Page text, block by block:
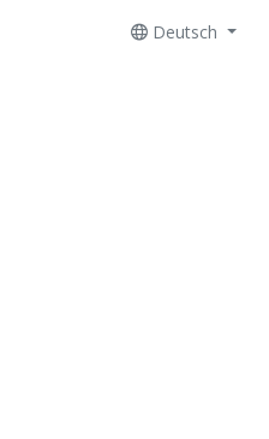
Deutsch